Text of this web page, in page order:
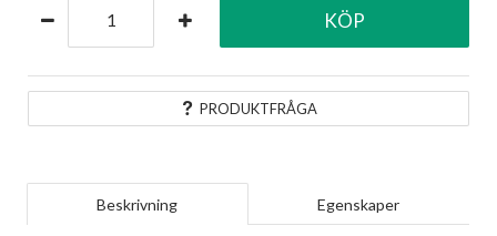
PRODUKTFRÅGA
KÖP
Beskrivning Egenskaper